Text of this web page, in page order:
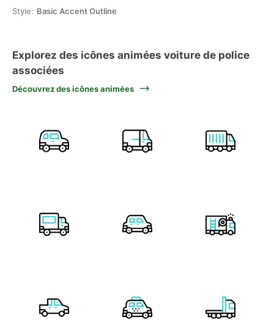
Style: Basic Accent Outline
Explorez des icônes animées voiture de police
associées
Découvrez des icônes animées